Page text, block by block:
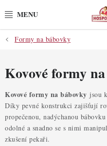
na
POTŘEBY
POMŮCKY
SUROVINY
DEKORACE
PRO OSLAVY
Formy na bábovky
Kovové formy
Kovové formy na bábovky jsou
Díky pevné konstrukci zajišťují
propečenou, nadýchanou
odolné a snadno se s nimi
zkušení pekaři.